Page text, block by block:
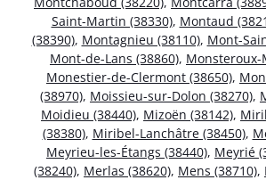
Saint-Martin (38330), Montaud
(38390), Montagnieu (38110), Mont-
Mont-de-Lans (38860), Monsteroux-
Monestier-de-Clermont (38650),
(38970), Moissieu-sur-Dolon (38270),
Moidieu (38440), Mizoën (38142),
(38380), Miribel-Lanchâtre (38450),
Meyrieu-les-Étangs (38440), Meyrié
(38240), Merlas (38620), Mens (38710),